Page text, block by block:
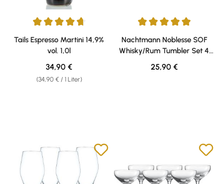
Durchschnittliche Bewertung von 4.75 von 5 Sternen
Tails Espresso Martini 14,9%
vol. 1,0l
(34,90 € / 1 Liter)
Regulärer Preis:
34,90 €
Durchschnittliche Bewertung
Nachtmann Noblesse SOF
Whisky/Rum Tumbler Set 4
Gläser
Regulärer Preis:
25,90 €